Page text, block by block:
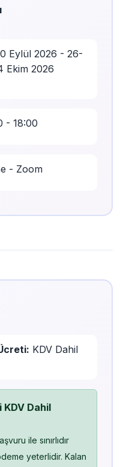
Eylül 2026 - 26-
Ekim 2026
- 18:00
- Zoom
KDV Dahil
Dahil
ile sınırlıdır
yeterlidir. Kalan